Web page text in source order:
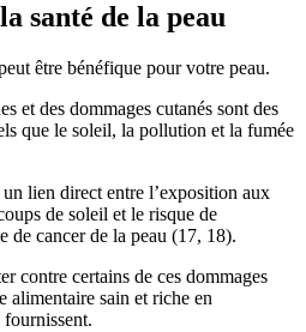
santé de la peau
être bénéfique pour votre peau.
et des dommages cutanés sont des
que le soleil, la pollution et la fumée
lien direct entre l’exposition aux
de soleil et le risque de
de cancer de la peau (17, 18).
contre certains de ces dommages
alimentaire sain et riche en